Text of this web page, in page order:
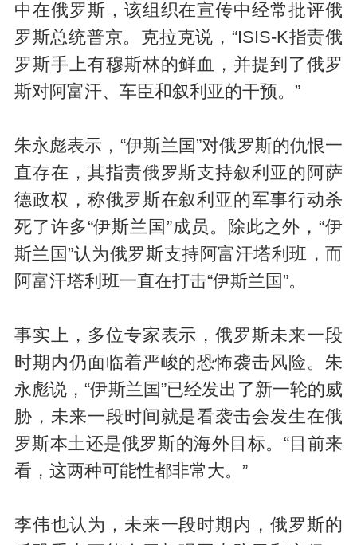
中在俄罗斯，该组织在宣传中经常批评俄
罗斯总统普京。克拉克说，“ISIS-K指责俄
罗斯手上有穆斯林的鲜血，并提到了俄罗
斯对阿富汗、车臣和叙利亚的干预。”
朱永彪表示，“伊斯兰国”对俄罗斯的仇恨一
直存在，其指责俄罗斯支持叙利亚的阿萨
德政权，称俄罗斯在叙利亚的军事行动杀
死了许多“伊斯兰国”成员。除此之外，“伊
斯兰国”认为俄罗斯支持阿富汗塔利班，而
阿富汗塔利班一直在打击“伊斯兰国”。
事实上，多位专家表示，俄罗斯未来一段
时期内仍面临着严峻的恐怖袭击风险。朱
永彪说，“伊斯兰国”已经发出了新一轮的威
胁，未来一段时间就是看袭击会发生在俄
罗斯本土还是俄罗斯的海外目标。“目前来
看，这两种可能性都非常大。”
李伟也认为，未来一段时期内，俄罗斯的